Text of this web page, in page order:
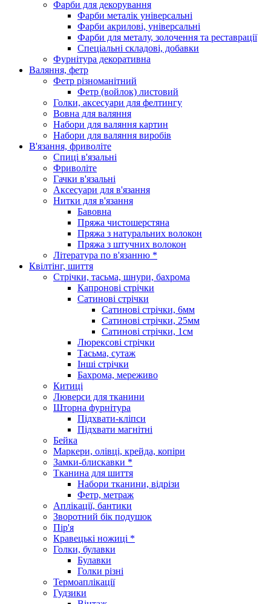
Фарби для декорування
Фарби металік універсальні
Фарби акрилові, універсальні
Фарби для металу, золочення та реставрації
Спеціальні складові, добавки
Фурнітура декоративна
Валяння, фетр
Фетр різноманітний
Фетр (войлок) листовий
Голки, аксесуари для фелтингу
Вовна для валяння
Набори для валяння картин
Набори для валяння виробів
В'язання, фриволіте
Спиці в'язальні
Фриволіте
Гачки в'язальні
Аксесуари для в'язання
Нитки для в'язання
Бавовна
Пряжа чистошерстяна
Пряжа з натуральних волокон
Пряжа з штучних волокон
Література по в'язанню *
Квілтінг, шиття
Стрічки, тасьма, шнури, бахрома
Капронові стрічки
Сатинові стрічки
Сатинові стрічки, 6мм
Сатинові стрічки, 25мм
Сатинові стрічки, 1см
Люрексові стрічки
Тасьма, сутаж
Інші стрічки
Бахрома, мереживо
Китиці
Люверси для тканини
Шторна фурнітура
Підхвати-кліпси
Підхвати магнітні
Бейка
Маркери, олівці, крейда, копіри
Замки-блискавки *
Тканина для шиття
Набори тканини, відрізи
Фетр, метраж
Аплікації, бантики
Зворотний бік подушок
Пір'я
Кравецькі ножиці *
Голки, булавки
Булавки
Голки різні
Термоаплікації
Гудзики